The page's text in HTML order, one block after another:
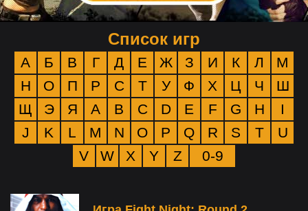
Список игр
А Б В Г Д Е Ж З И К Л
М
Н
О П Р С Т У Ф Х Ц Ч
Ш
Щ
Э Я A B C D E F G H
I
J
K L M N O P Q R S T
U
V
W X Y Z 0-9